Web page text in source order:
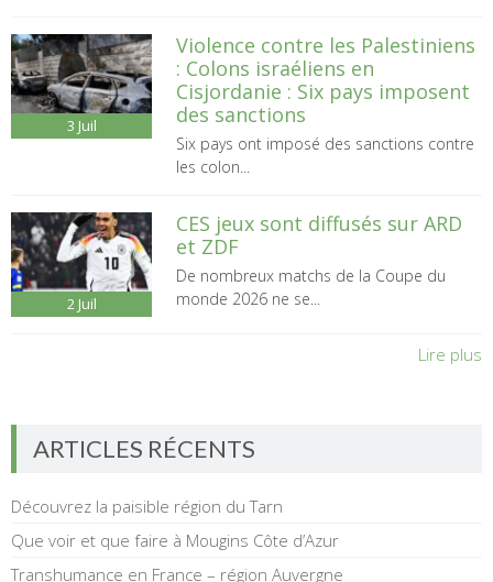
3 Juil
Violence contre les Palestiniens
: Colons israéliens en
Cisjordanie : Six pays imposent
des sanctions
Six pays ont imposé des sanctions contre
les colon...
2 Juil
CES jeux sont diffusés sur ARD
et ZDF
De nombreux matchs de la Coupe du
monde 2026 ne se...
Lire plus
ARTICLES RÉCENTS
Découvrez la paisible région du Tarn
Que voir et que faire à Mougins Côte d’Azur
Transhumance en France – région Auvergne